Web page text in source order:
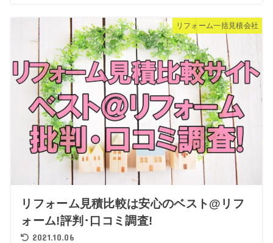
リフォーム一括見積会社
リフォーム見積比較は安心のベスト@リフ
ォーム!評判･口コミ調査!
2021.10.06